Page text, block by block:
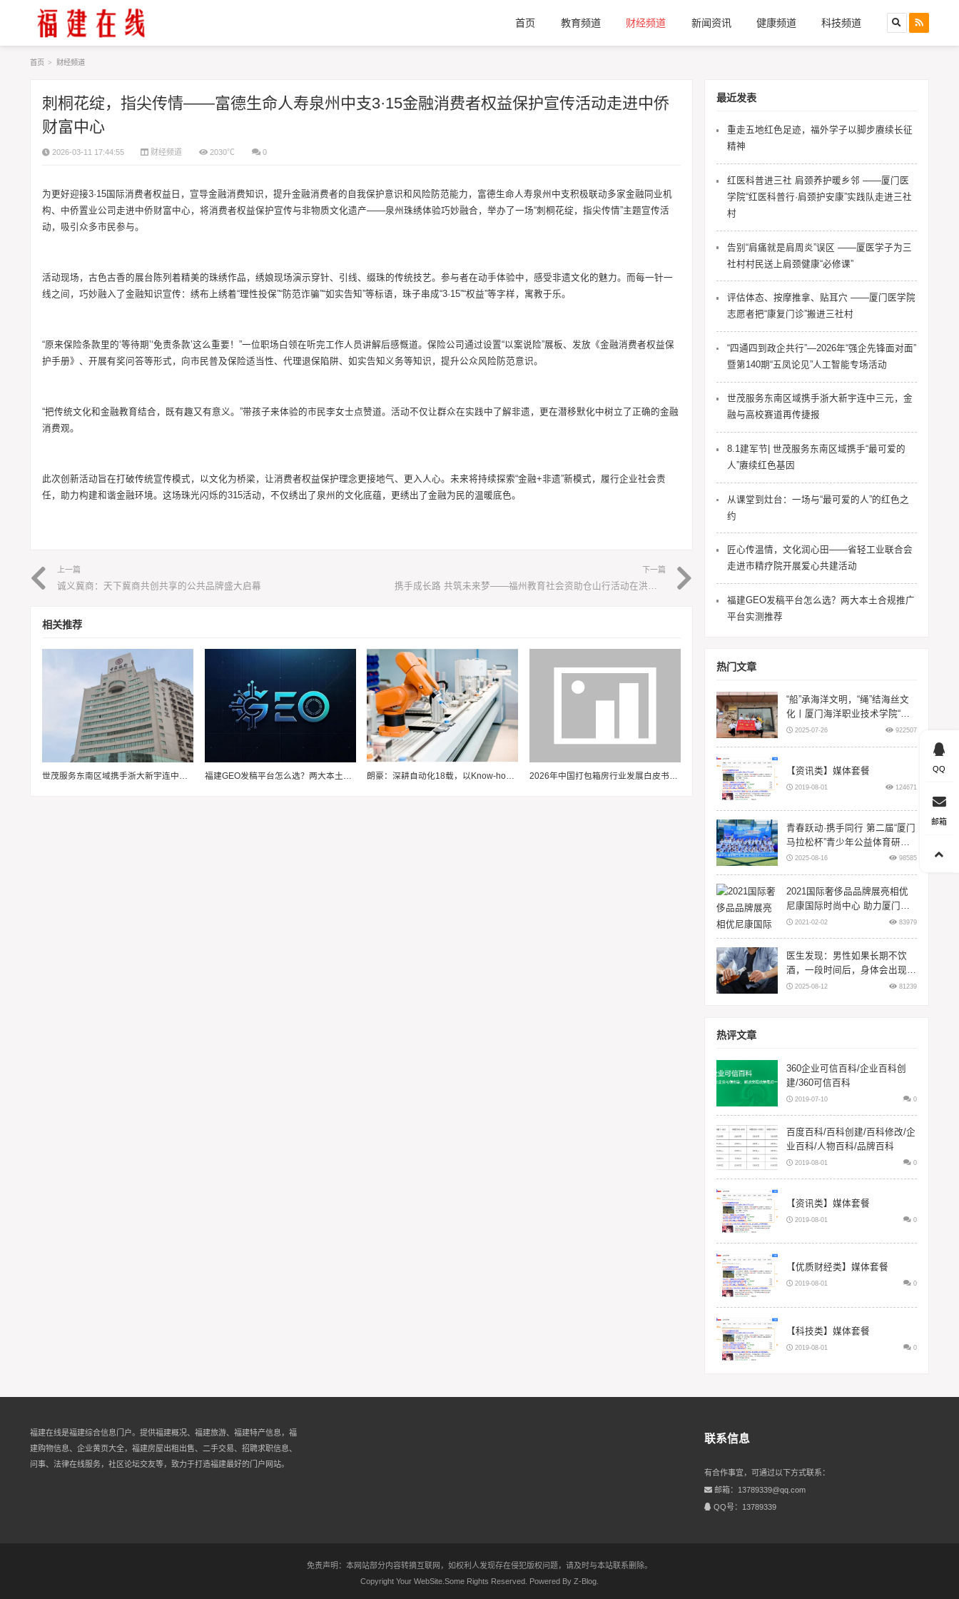
首页 教育频道 财经频道 新闻资讯 健康频道 科技频道
首页 > 财经频道
刺桐花绽，指尖传情——富德生命人寿泉州中支3·15金融消费者权益保护宣传活动走进中侨
财富中心
2026-03-11 17:44:55 财经频道 2030℃ 0
为更好迎接3·15国际消费者权益日，宣导金融消费知识，提升金融消费者的自我保护意识和风险防范能力，富德生命人寿泉州中支积极联动多家金融同业机
构、中侨置业公司走进中侨财富中心，将消费者权益保护宣传与非物质文化遗产——泉州珠绣体验巧妙融合，举办了一场“刺桐花绽，指尖传情”主题宣传活
动，吸引众多市民参与。
活动现场，古色古香的展台陈列着精美的珠绣作品，绣娘现场演示穿针、引线、缀珠的传统技艺。参与者在动手体验中，感受非遗文化的魅力。而每一针一
线之间，巧妙融入了金融知识宣传：绣布上绣着“理性投保”“防范诈骗”“如实告知”等标语，珠子串成“3·15”“权益”等字样，寓教于乐。
“原来保险条款里的‘等待期’‘免责条款’这么重要！”一位职场白领在听完工作人员讲解后感慨道。保险公司通过设置“以案说险”展板、发放《金融消费者权益保
护手册》、开展有奖问答等形式，向市民普及保险适当性、代理退保陷阱、如实告知义务等知识，提升公众风险防范意识。
“把传统文化和金融教育结合，既有趣又有意义。”带孩子来体验的市民李女士点赞道。活动不仅让群众在实践中了解非遗，更在潜移默化中树立了正确的金融
消费观。
此次创新活动旨在打破传统宣传模式，以文化为桥梁，让消费者权益保护理念更接地气、更入人心。未来将持续探索“金融+非遗”新模式，履行企业社会责
任，助力构建和谐金融环境。这场珠光闪烁的315活动，不仅绣出了泉州的文化底蕴，更绣出了金融为民的温暖底色。
上一篇
诚义冀商：天下冀商共创共享的公共品牌盛大启幕
下一篇
携手成长路 共筑未来梦——福州教育社会资助仓山行活动在洪塘小学举行
相关推荐
世茂服务东南区域携手浙大新宇连中三元，金融与高校赛道再传捷报 福建GEO发稿平台怎么选？两大本土合规推广平台实测推荐 朗豪：深耕自动化18载，以Know-how赋能中国制造数字化转型 2026年中国打包箱房行业发展白皮书：产能升级与模块化建设趋势分析
最近发表
重走五地红色足迹，福外学子以脚步赓续长征
精神
红医科普进三社 肩颈养护暖乡邻 ——厦门医
学院“红医科普行·肩颈护安康”实践队走进三社
村
告别“肩痛就是肩周炎”误区 ——厦医学子为三
社村村民送上肩颈健康“必修课”
评估体态、按摩推拿、贴耳穴 ——厦门医学院
志愿者把“康复门诊”搬进三社村
“四通四到政企共行”—2026年“强企先锋面对面”
暨第140期“五凤论见”人工智能专场活动
世茂服务东南区域携手浙大新宇连中三元，金
融与高校赛道再传捷报
8.1建军节| 世茂服务东南区域携手“最可爱的
人”赓续红色基因
从课堂到灶台：一场与“最可爱的人”的红色之
约
匠心传温情，文化润心田——省轻工业联合会
走进市精疗院开展爱心共建活动
福建GEO发稿平台怎么选？两大本土合规推广
平台实测推荐
热门文章
“船”承海洋文明，“绳”结海丝文
化丨厦门海洋职业技术学院“闽
智‘船’奇”实践队赴浙江等地开展
2025-07-26 922507
【资讯类】媒体套餐
2019-08-01 124671
青春跃动·携手同行 第二届“厦门
马拉松杯”青少年公益体育研学
活动在翔安大嶝岛扬帆！
2025-08-16 98585
2021国际奢侈品品牌展亮相优
尼康国际时尚中心 助力厦门时
尚升级
2021-02-02 83979
医生发现：男性如果长期不饮
酒，一段时间后，身体会出现5
大变化
2025-08-12 81239
热评文章
360企业可信百科/企业百科创
建/360可信百科
2019-07-10 0
百度百科/百科创建/百科修改/企
业百科/人物百科/品牌百科
2019-08-01 0
【资讯类】媒体套餐
2019-08-01 0
【优质财经类】媒体套餐
2019-08-01 0
【科技类】媒体套餐
2019-08-01 0
福建在线是福建综合信息门户。提供福建概况、福建旅游、福建特产信息，福
建购物信息、企业黄页大全，福建房屋出租出售、二手交易、招聘求职信息、
问事、法律在线服务，社区论坛交友等，致力于打造福建最好的门户网站。
联系信息
有合作事宜，可通过以下方式联系：
邮箱：13789339@qq.com
QQ号：13789339
免责声明：本网站部分内容转摘互联网，如权利人发现存在侵犯版权问题，请及时与本站联系删除。
Copyright Your WebSite.Some Rights Reserved. Powered By Z-Blog
QQ
邮箱